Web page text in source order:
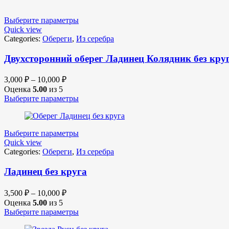
Выберите параметры
Quick view
Categories: Обереги, Из серебра
Двухсторонний оберег Ладинец Колядник без
3,000 ₽ – 10,000 ₽
Оценка 5.00 из 5
Выберите параметры
Выберите параметры
Quick view
Categories: Обереги, Из серебра
Ладинец без круга
3,500 ₽ – 10,000 ₽
Оценка 5.00 из 5
Выберите параметры